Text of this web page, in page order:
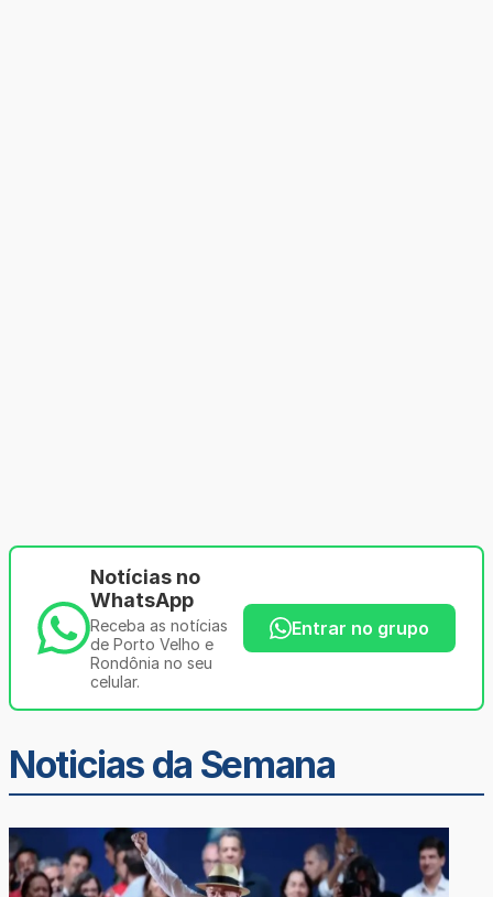
Notícias no
WhatsApp
Receba as notícias
de Porto Velho e
Rondônia no seu
celular.
Entrar no grupo
Noticias da Semana